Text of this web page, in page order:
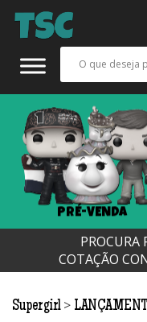
PRÉ-VENDA
PROCURA
COTAÇÃO
Supergirl >